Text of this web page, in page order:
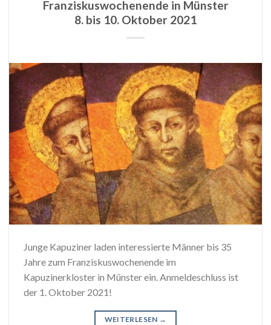
Franziskuswochenende in Münster
8. bis 10. Oktober 2021
Junge Kapuziner laden interessierte Männer bis 35
Jahre zum Franziskuswochenende im
Kapuzinerkloster in Münster ein. Anmeldeschluss ist
der 1. Oktober 2021!
WEITERLESEN →